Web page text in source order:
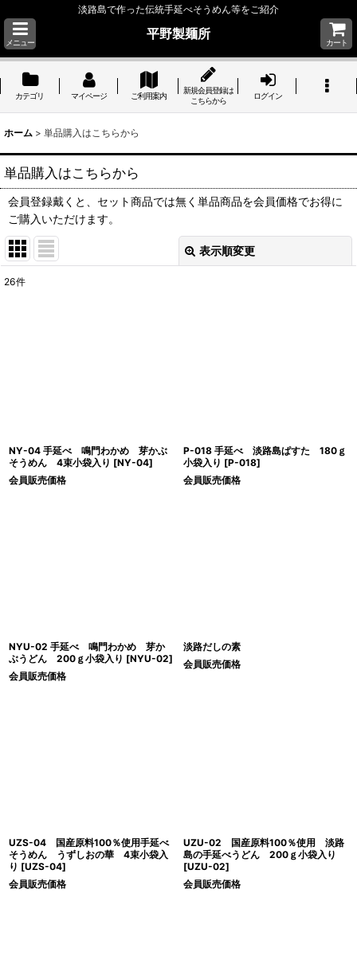
淡路島で作った伝統手延べそうめん等をご紹介
メニュー
平野製麺所
カート
カテゴリ マイページ ご利用案内
新規会員登録は
こちらから
ログイン
ホーム > 単品購入はこちらから
単品購入はこちらから
会員登録戴くと、セット商品では無く単品商品を会員価格でお得に
ご購入いただけます。
表示順変更
サブカテゴリ
絞り込む
26件
NY-04 手延べ 鳴門わかめ 芽かぶ
そうめん 4束小袋入り [NY-04]
会員販売価格
P-018 手延べ 淡路島ぱすた 180ｇ
小袋入り [P-018]
会員販売価格
NYU-02 手延べ 鳴門わかめ 芽か
ぶうどん 200ｇ小袋入り [NYU-02]
会員販売価格
淡路だしの素
会員販売価格
UZS-04 国産原料100％使用手延べ
そうめん うずしおの華 4束小袋入
り [UZS-04]
会員販売価格
UZU-02 国産原料100％使用 淡路
島の手延べうどん 200ｇ小袋入り
[UZU-02]
会員販売価格